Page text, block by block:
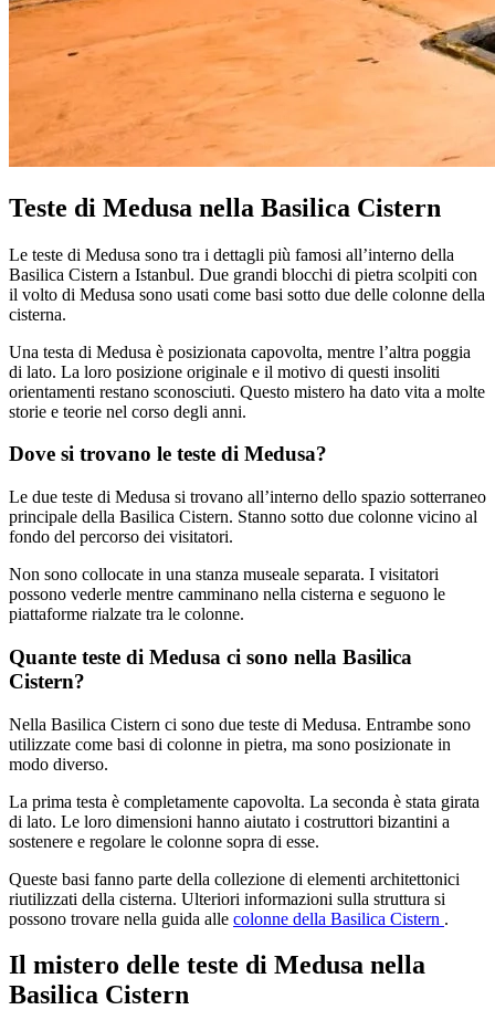
Teste di Medusa nella Basilica Cistern
Le teste di Medusa sono tra i dettagli più famosi all’interno della
Basilica Cistern a Istanbul. Due grandi blocchi di pietra scolpiti con
il volto di Medusa sono usati come basi sotto due delle colonne della
cisterna.
Una testa di Medusa è posizionata capovolta, mentre l’altra poggia
di lato. La loro posizione originale e il motivo di questi insoliti
orientamenti restano sconosciuti. Questo mistero ha dato vita a molte
storie e teorie nel corso degli anni.
Dove si trovano le teste di Medusa?
Le due teste di Medusa si trovano all’interno dello spazio sotterraneo
principale della Basilica Cistern. Stanno sotto due colonne vicino al
fondo del percorso dei visitatori.
Non sono collocate in una stanza museale separata. I visitatori
possono vederle mentre camminano nella cisterna e seguono le
piattaforme rialzate tra le colonne.
Quante teste di Medusa ci sono nella Basilica
Cistern?
Nella Basilica Cistern ci sono due teste di Medusa. Entrambe sono
utilizzate come basi di colonne in pietra, ma sono posizionate in
modo diverso.
La prima testa è completamente capovolta. La seconda è stata girata
di lato. Le loro dimensioni hanno aiutato i costruttori bizantini a
sostenere e regolare le colonne sopra di esse.
Queste basi fanno parte della collezione di elementi architettonici
riutilizzati della cisterna. Ulteriori informazioni sulla struttura si
possono trovare nella guida alle colonne della Basilica Cistern .
Il mistero delle teste di Medusa nella
Basilica Cistern